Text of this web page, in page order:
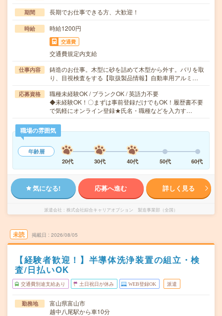
期間 長期でお仕事できる方、大歓迎！
時給 時給1200円
交通費
交通費規定内支給
仕事内容
鋳造のお仕事。木型に砂を詰めて木型から外す。バリを取
り、目視検査をする【取扱製品情報】自動車用アルミ…
応募資格
職種未経験OK / ブランクOK / 英語力不要
◆未経験OK！〇まずは事前登録だけでもOK！履歴書不要
で気軽にオンライン登録★氏名・職種などを入力す…
職場の雰囲気
年齢層
20代
30代 40代 50代 60代
気になる! 応募へ進む 詳しく見る
派遣会社 株式会社綜合キャリアオプション 製造事業部（全国）
未読 掲載日 2026/08/05
【経験者歓迎！】半導体洗浄装置の組立・検
査/日払いOK
交通費別途支給あり 土日祝日が休み WEB登録OK 派遣
勤務地
富山県富山市
越中八尾駅から車10分